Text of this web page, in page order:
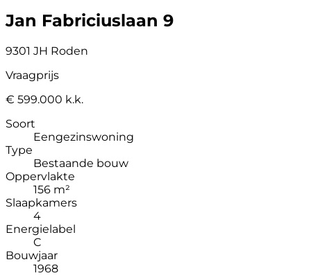
Jan Fabriciuslaan 9
9301 JH Roden
Vraagprijs
€ 599.000 k.k.
Soort
Eengezinswoning
Type
Bestaande bouw
Oppervlakte
156 m²
Slaapkamers
4
Energielabel
C
Bouwjaar
1968